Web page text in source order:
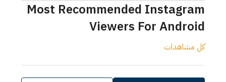
Most Recommended Instagram
Viewers For Android
كل مشاهدات